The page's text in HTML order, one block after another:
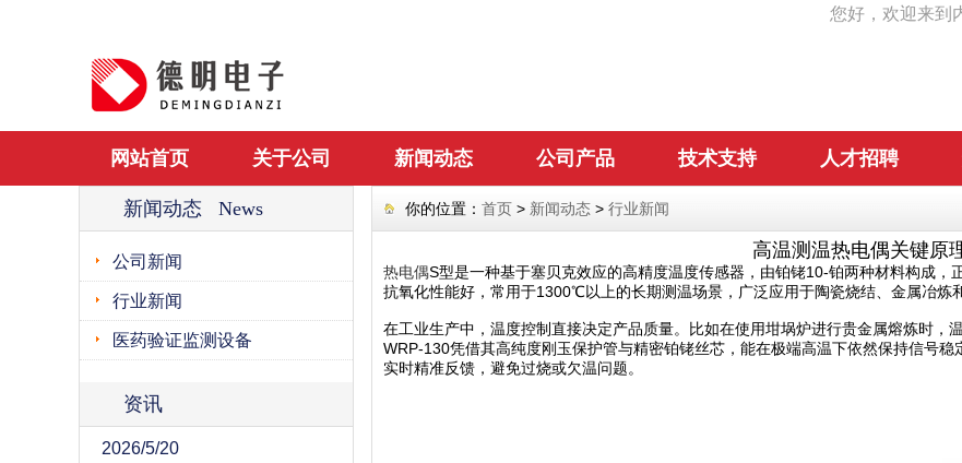
您好，欢迎来到
网站首页 关于公司 新闻动态 公司产品 技术支持 人才招聘
新闻动态 News
公司新闻
行业新闻
医药验证监测设备
资讯
2026/5/20
你的位置： 首页 > 新闻动态 > 行业新闻
高温测温热电偶关键原
热电偶S型是一种基于塞贝克效应的高精度温度传感器，由铂铑10-铂两种材料构成，
抗氧化性能好，常用于1300℃以上的长期测温场景，广泛应用于陶瓷烧结、金属冶炼
在工业生产中，温度控制直接决定产品质量。比如在使用坩埚炉进行贵金属熔炼时，
WRP-130凭借其高纯度刚玉保护管与精密铂铑丝芯，能在极端高温下依然保持信号
实时精准反馈，避免过烧或欠温问题。